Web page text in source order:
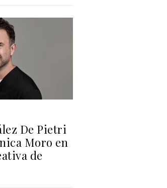
De Pietri
Moro en
de